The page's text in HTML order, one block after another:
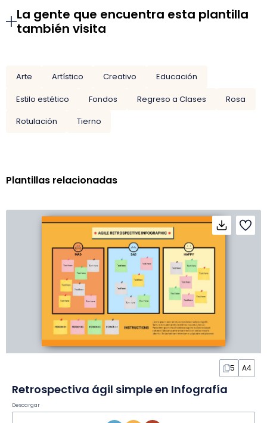
La gente que encuentra esta plantilla
también visita
Arte Artístico Creativo
Educación
Estilo estético
Fondos Regreso a Clases
Rosa
Rotulación
Tierno
Plantillas relacionadas
5 A4
Retrospectiva ágil simple en Infografía
Descargar